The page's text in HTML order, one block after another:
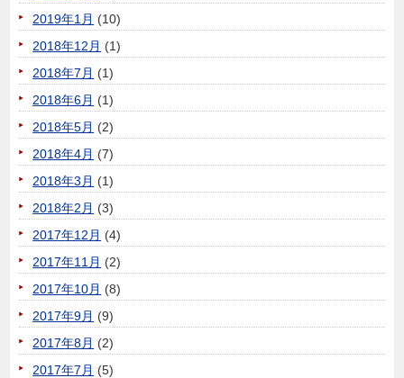
2019年1月 (10)
2018年12月 (1)
2018年7月 (1)
2018年6月 (1)
2018年5月 (2)
2018年4月 (7)
2018年3月 (1)
2018年2月 (3)
2017年12月 (4)
2017年11月 (2)
2017年10月 (8)
2017年9月 (9)
2017年8月 (2)
2017年7月 (5)